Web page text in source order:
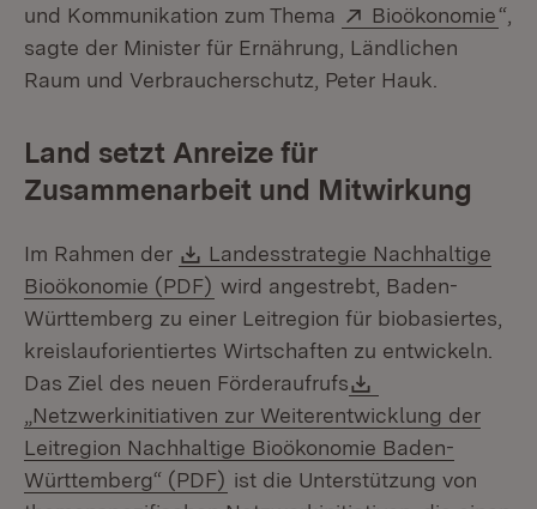
und Kommunikation zum Thema
Extern:
Bioökonomie“,
sagte der Minister für Ernährung, Ländlichen
Raum und Verbraucherschutz, Peter Hauk.
Land setzt Anreize für
Zusammenarbeit und Mitwirkung
Im Rahmen der Download:
Landesstrategie Nachhaltige
Bioökonomie (PDF) (Öffnet in neuem Fenster)
wird angestrebt, Baden-
Württemberg zu einer Leitregion für biobasiertes,
kreislauforientiertes Wirtschaften zu entwickeln.
Das Ziel des neuen Förderaufrufs
„Netzwerkinitiativen zur Weiterentwicklung der
Leitregion Nachhaltige Bioökonomie Baden-
Württemberg“ (PDF) (Öffnet in neuem Fenster)
ist die Unterstützung von